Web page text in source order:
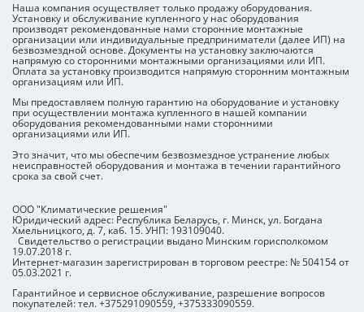
Наша компания осуществляет только продажу оборудования.
Установку и обслуживание купленного у нас оборудования
производят рекомендованные нами сторонние монтажные
организации или индивидуальные предприниматели (далее ИП) на
безвозмездной основе. Документы на установку заключаются
напрямую со сторонними монтажными организациями или ИП.
Оплата за установку производится напрямую сторонним монтажным
организациям или ИП.
Мы предоставляем полную гарантию на оборудование и установку
при осуществлении монтажа купленного в нашей компании
оборудования рекомендованными нами сторонними
организациями или ИП.
Это значит, что мы обеспечим безвозмездное устранение любых
неисправностей оборудования и монтажа в течении гарантийного
срока за свой счет.
ООО "Климатические решения"
Юридический адрес: Республика Беларусь, г. Минск, ул. Богдана
Хмельницкого, д. 7, каб. 15. УНП: 193109040.
Свидетельство о регистрации выдано Минским горисполкомом
19.07.2018 г.
Интернет-магазин зарегистрирован в торговом реестре: № 504154 от
05.03.2021 г.
Гарантийное и сервисное обслуживание, разрешение вопросов
покупателей: тел. +375291090559, +375333090559.